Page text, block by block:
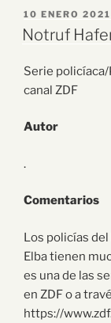
10 ENERO 2021
Notruf
Serie
canal ZDF
Autor
.
Comentarios
Los policías
Elba tienen
es una de las
en ZDF o a
https://